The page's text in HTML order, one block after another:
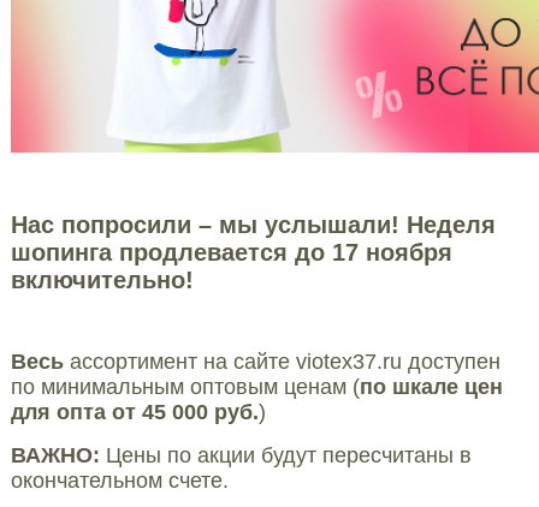
Нас попросили – мы услышали! Неделя
шопинга продлевается до 17 ноября
включительно!
Весь ассортимент на сайте viotex37.ru доступен
по минимальным оптовым ценам (по шкале цен
для опта от 45 000 руб.)
ВАЖНО: Цены по акции будут пересчитаны в
окончательном счете.